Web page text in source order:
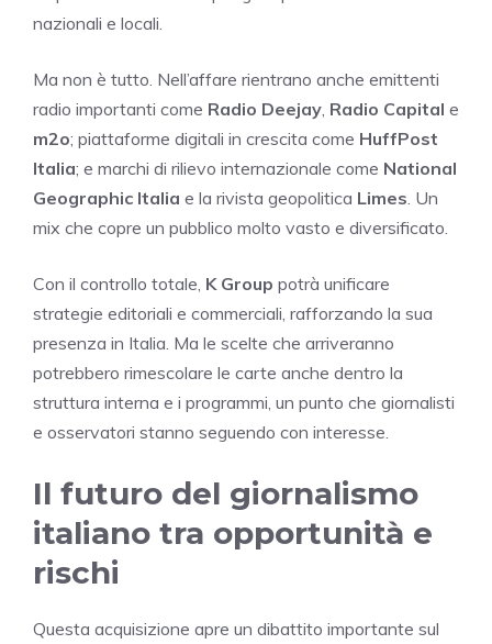
nazionali e locali.
Ma non è tutto. Nell’affare rientrano anche emittenti
radio importanti come Radio Deejay Radio Capital e
m2o; piattaforme digitali in crescita come HuffPost
Italia; e marchi di rilievo internazionale come National
Geographic Italia e la rivista geopolitica Limes . Un
mix che copre un pubblico molto vasto e diversificato.
Con il controllo totale, K Group potrà unificare
strategie editoriali e commerciali, rafforzando la sua
presenza in Italia. Ma le scelte che arriveranno
potrebbero rimescolare le carte anche dentro la
struttura interna e i programmi, un punto che giornalisti
e osservatori stanno seguendo con interesse.
Il futuro del giornalismo
italiano tra opportunità e
rischi
Questa acquisizione apre un dibattito importante sul